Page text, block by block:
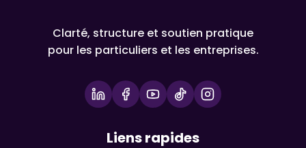
Clarté, structure et soutien pratique
pour les particuliers et les entreprises.
Liens rapides